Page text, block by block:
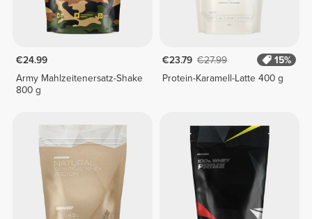
€24.99
Army Mahlzeitenersatz-Shake
800 g
€23.79 €27.99
15%
Protein-Karamell-Latte 400 g